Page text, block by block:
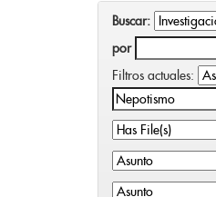
Buscar:
por
Filtros actuales: